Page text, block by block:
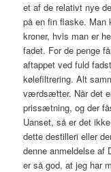
et af de relativt nye
på en fin flaske. Man
kroner, hvis man er
fadet. For de penge
aftappet ved fuld
kølefiltrering. Alt
værdsætter. Når det
prissætning, og der
Uanset, så er det
dette destilleri eller
denne anmeldelse af
er så god, at jeg har